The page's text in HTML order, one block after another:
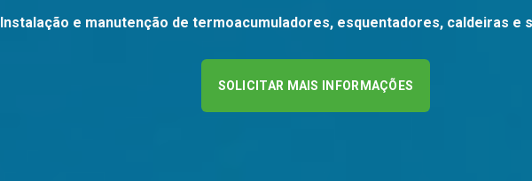
Instalação e manutenção de termoacumuladores, esquentadores, caldeiras e
SOLICITAR MAIS INFORMAÇÕES